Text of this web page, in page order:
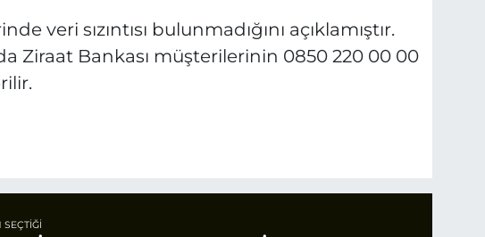
veri sızıntısı bulunmadığını açıklamıştır.
Ziraat Bankası müşterilerinin 0850 220 00 00
SEÇTIĞI